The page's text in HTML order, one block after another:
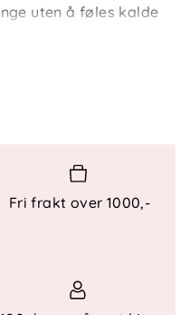
uten å føles kalde
fra bakken, og
ekstra synlighet i
lek.
Fri frakt over 1000,-